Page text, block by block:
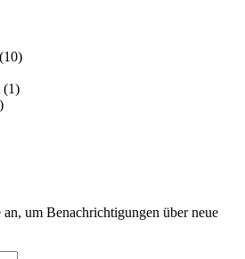
(10)
(1)
um Benachrichtigungen über neue